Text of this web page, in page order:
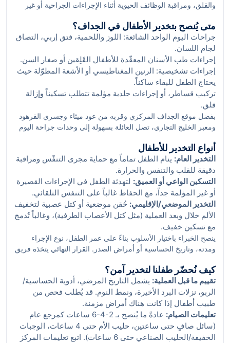
القريبة التي يراها الأطفال من الكورنيش.
كيف نستعد له؟ وكيف نضمن تجربة قصيرة، آمنة، ومُطمئِنة لطفلك؟
والقلق، ومراقبة الوظائف الحيوية أثناء الإجراءات الجراحية أو غير
التخدير مع الطفل عن البالغ من نواحٍ عدة: تشريح وطرق تنفّس
مختلفة، استقلاب أدوية متباين حسب العمر والوزن، واحتياجات
نفسية خاصة لخفض القلق.
متى يُنصح بتخدير الأطفال في الجداف؟
جراحات اليوم الواحد الشائعة: اللوز واللحمية، فتق إربي، التصاق
لجام اللسان.
إجراءات طب الأسنان المعقّدة للأطفال القَلِقين أو صغار السن.
إجراءات تشخيصية: الرنين المغناطيسي أو الأشعة المطوّلة حيث
يحتاج الطفل للبقاء ساكناً.
تركيب قساطر، أو إجراءات جلدية مؤلمة تتطلب تسكيناً وإزالة
قلق.
بفضل موقع الجداف المركزي وقربه من عود ميثاء وجسري القرهود
ومعبر الخليج التجاري، تصل العائلة بسهولة إلى وحدات جراحة اليوم
بجوار الواجهة البحرية مقارنة بمناطق أكثر ازدحاماً مثل جميرا.
أنواع التخدير للأطفال
التخدير العام: ينام الطفل تماماً مع حماية مجرى التنفّس ومراقبة
دقيقة للقلب والتنفس والحرارة.
التسكين الواعي أو العميق: لتهدئة الطفل في الإجراءات القصيرة
أو غير المؤلمة جداً، مع الحفاظ غالباً على التنفس التلقائي.
التخدير الموضعي/الإقليمي: حُقن موضعية أو كتل عصبية لتخفيف
الألم خلال وبعد العملية (مثل كتل الأعصاب الطرفية)، وغالباً تُدمج
مع تسكين خفيف.
ينصح الخبراء باختيار الأسلوب بناءً على عمر الطفل، نوع الإجراء
ومدته، وتاريخ الحساسية أو أمراض الصدر. القرار النهائي يتخذه فريق
كيف نُحضّر طفلنا لتخدير آمن؟
تقييم ما قبل العملية: يشمل التاريخ المرضي، أدوية الحساسية/
الربو، نزلات البرد الأخيرة، ونمط النوم. قد يُطلب فحص من
طبيب أطفال إذا كانت هناك أمراض مزمنة.
تعليمات الصيام:
عادةً ما يُنصح بـ 2-4-6 ساعات كمرجع عام
(سائل صافٍ حتى ساعتين، حليب الأم حتى 4 ساعات، الوجبات
الخفيفة/الحليب الصناعي حتى 6 ساعات). اتبع تعليمات المركز